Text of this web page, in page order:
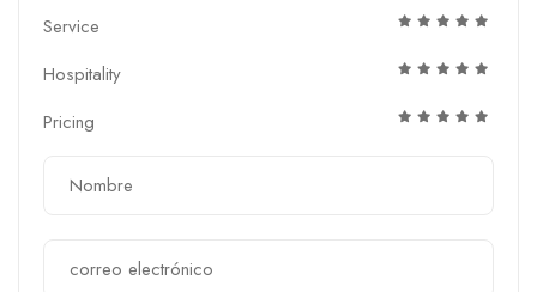
Service
Hospitality
Pricing